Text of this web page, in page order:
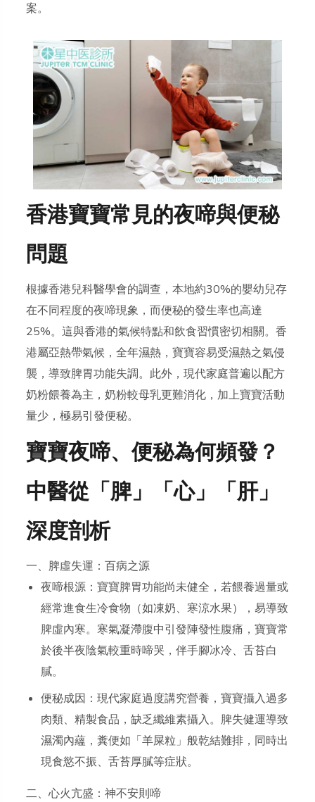
案。
香港寶寶常見的夜啼與便秘
問題
根據香港兒科醫學會的調查，本地約30%的嬰幼兒存
在不同程度的夜啼現象，而便秘的發生率也高達
25%。這與香港的氣候特點和飲食習慣密切相關。香
港屬亞熱帶氣候，全年濕熱，寶寶容易受濕熱之氣侵
襲，導致脾胃功能失調。此外，現代家庭普遍以配方
奶粉餵養為主，奶粉較母乳更難消化，加上寶寶活動
量少，極易引發便秘。
寶寶夜啼、便秘為何頻發？
中醫從「脾」「心」「肝」
深度剖析
一、脾虛失運：百病之源
夜啼根源：寶寶脾胃功能尚未健全，若餵養過量或
經常進食生冷食物（如凍奶、寒涼水果），易導致
脾虛內寒。寒氣凝滯腹中引發陣發性腹痛，寶寶常
於後半夜陰氣較重時啼哭，伴手腳冰冷、舌苔白
膩。
便秘成因：現代家庭過度講究營養，寶寶攝入過多
肉類、精製食品，缺乏纖維素攝入。脾失健運導致
濕濁內蘊，糞便如「羊屎粒」般乾結難排，同時出
現食慾不振、舌苔厚膩等症狀。
二、心火亢盛：神不安則啼